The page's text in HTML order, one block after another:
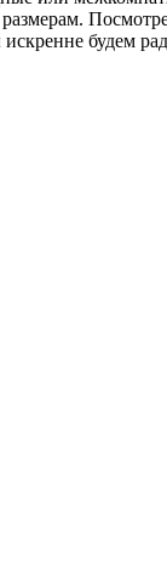
будем